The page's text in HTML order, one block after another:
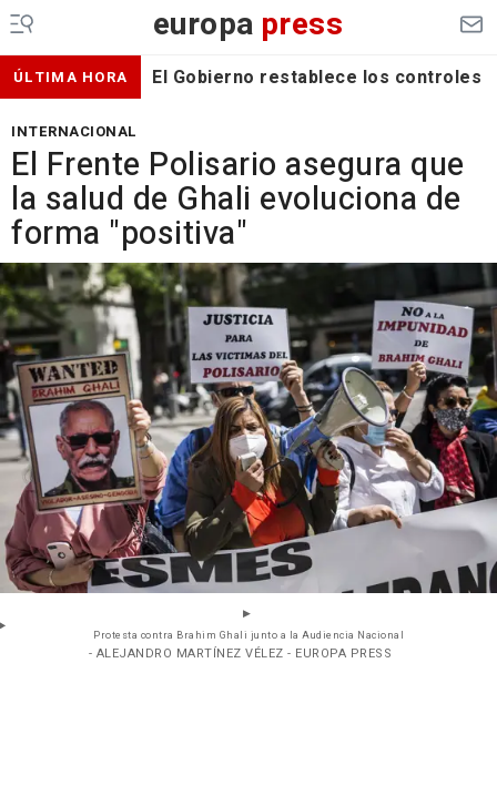
europa press
ÚLTIMA HORA El Gobierno restablece los
INTERNACIONAL
El Frente Polisario asegura que
la salud de Ghali evoluciona de
forma "positiva"
Protesta contra Brahim Ghali junto a la Audiencia Nacional
- ALEJANDRO MARTÍNEZ VÉLEZ - EUROPA PRESS